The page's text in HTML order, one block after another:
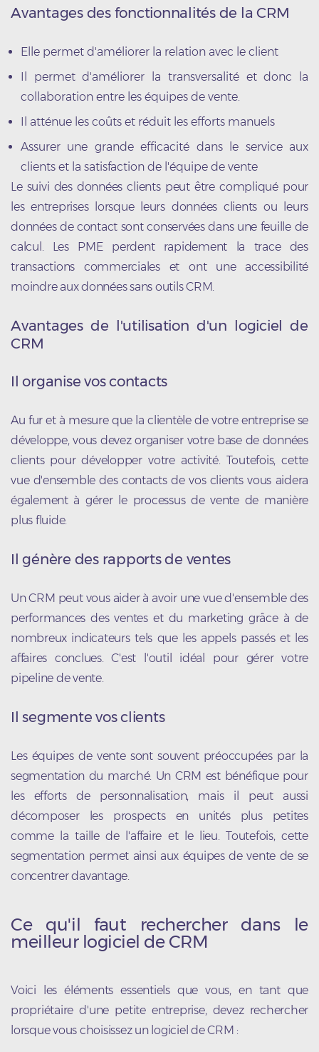
Avantages des fonctionnalités de la CRM
Elle permet d'améliorer la relation avec le client
Il permet d'améliorer la transversalité et donc la
collaboration entre les équipes de vente.
Il atténue les coûts et réduit les efforts manuels
Assurer une grande efficacité dans le service aux
clients et la satisfaction de l'équipe de vente
Le suivi des données clients peut être compliqué pour
les entreprises lorsque leurs données clients ou leurs
données de contact sont conservées dans une feuille de
calcul. Les PME perdent rapidement la trace des
transactions commerciales et ont une accessibilité
moindre aux données sans outils CRM.
Avantages de l'utilisation d'un logiciel de
CRM
Il organise vos contacts
Au fur et à mesure que la clientèle de votre entreprise se
développe, vous devez organiser votre base de données
clients pour développer votre activité. Toutefois, cette
vue d'ensemble des contacts de vos clients vous aidera
également à gérer le processus de vente de manière
plus fluide.
Il génère des rapports de ventes
Un CRM peut vous aider à avoir une vue d'ensemble des
performances des ventes et du marketing grâce à de
nombreux indicateurs tels que les appels passés et les
affaires conclues. C'est l'outil idéal pour gérer votre
pipeline de vente.
Il segmente vos clients
Les équipes de vente sont souvent préoccupées par la
segmentation du marché. Un CRM est bénéfique pour
les efforts de personnalisation, mais il peut aussi
décomposer les prospects en unités plus petites
comme la taille de l'affaire et le lieu. Toutefois, cette
segmentation permet ainsi aux équipes de vente de se
concentrer davantage.
Ce qu'il faut rechercher dans le
meilleur logiciel de CRM
Voici les éléments essentiels que vous, en tant que
propriétaire d'une petite entreprise, devez rechercher
lorsque vous choisissez un logiciel de CRM :